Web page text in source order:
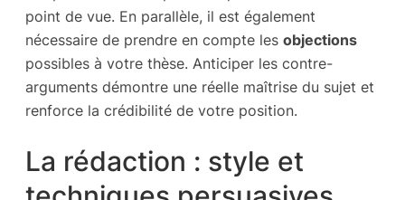
point de vue. En parallèle, il est également
nécessaire de prendre en compte les objections
possibles à votre thèse. Anticiper les contre-
arguments démontre une réelle maîtrise du sujet et
renforce la crédibilité de votre position.
La rédaction : style et